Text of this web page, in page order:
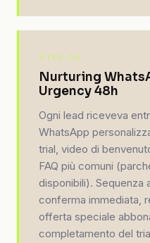
STEP 03
Nurturing
Urgency 48h
Ogni lead riceveva
WhatsApp
trial, video di
FAQ più comuni
disponibili). Sequenza
conferma immediata,
offerta speciale
completamento del